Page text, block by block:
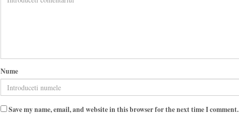
Nume
Save my name, email, and website in this browser for the next time I comment.